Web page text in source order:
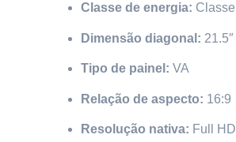
Classe de energia:
Dimensão diagonal: 21.5″
Tipo de painel: VA
Relação de aspecto: 16:9
Resolução nativa: Full